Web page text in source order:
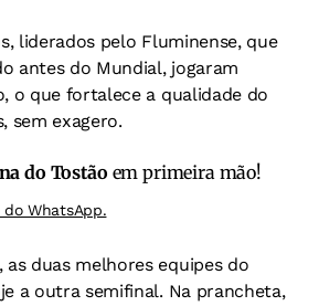
liderados pelo Fluminense, que
antes do Mundial, jogaram
o que fortalece a qualidade do
sem exagero.
do Tostão em primeira mão!
WhatsApp.
as duas melhores equipes do
a outra semifinal. Na prancheta,